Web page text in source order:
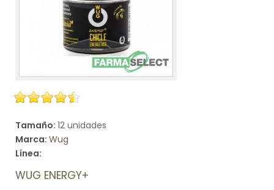
Tamaño: 12 unidades
Marca: Wug
Línea:
WUG ENERGY+